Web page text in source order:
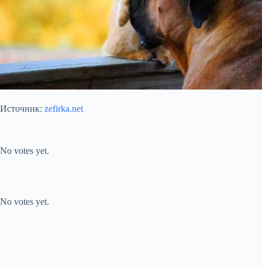
Источник: zefirka.net
No votes yet.
No votes yet.